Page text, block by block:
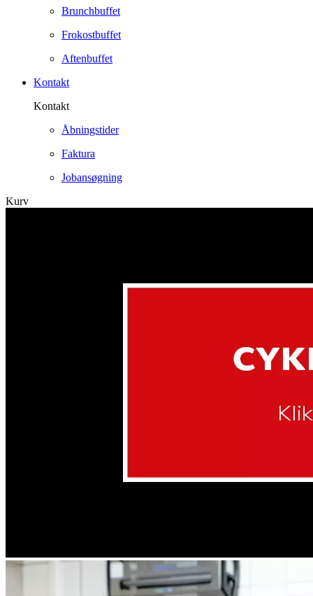
Brunchbuffet
Frokostbuffet
Aftenbuffet
Kontakt
Kontakt
Åbningstider
Faktura
Jobansøgning
Kurv